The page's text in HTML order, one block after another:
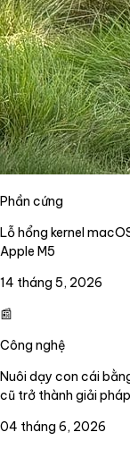
Phần cứng
Lỗ hổng kernel
Apple M5
14 tháng 5, 2026
📰
Công nghệ
Nuôi dạy con cái
cũ trở thành giải
04 tháng 6, 2026